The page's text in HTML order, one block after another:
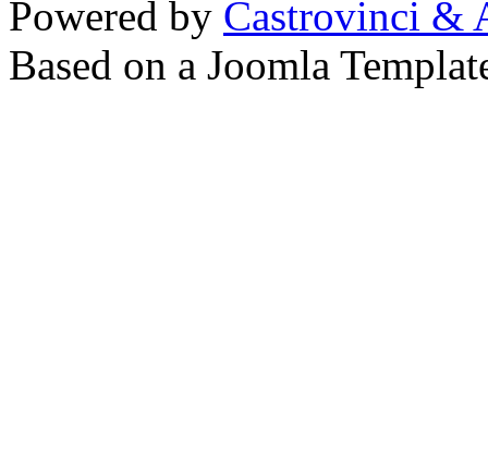
Powered by Castrovinci &
Based on a Joomla